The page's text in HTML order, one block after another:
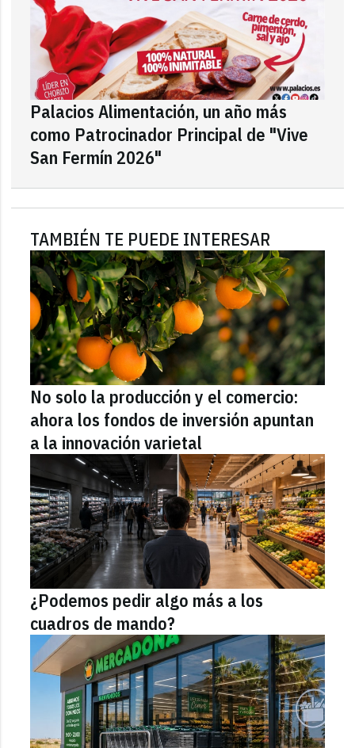
Palacios Alimentación, un año más
como Patrocinador Principal de "Vive
San Fermín 2026"
TAMBIÉN TE PUEDE INTERESAR
No solo la producción y el comercio:
ahora los fondos de inversión apuntan
a la innovación varietal
¿Podemos pedir algo más a los
cuadros de mando?